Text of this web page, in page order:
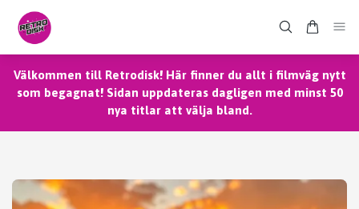
Välkommen till Retrodisk! Här finner du allt i filmväg nytt
som begagnat! Sidan uppdateras dagligen med minst 50
nya titlar att välja bland.